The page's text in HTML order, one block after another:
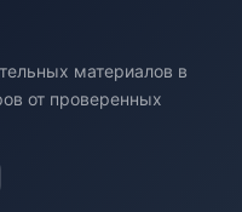
материалов в
от проверенных